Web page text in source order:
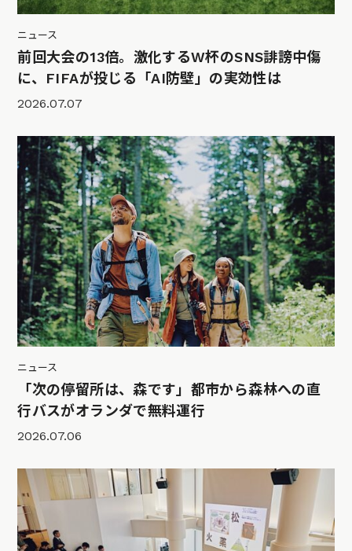
ニュース
前回大会の13倍。激化するW杯のSNS誹謗中傷
に、FIFAが投じる「AI防壁」の実効性は
2026.07.07
ニュース
「次の停留所は、森です」都市から森林への直
行バスがオランダで無料運行
2026.07.06